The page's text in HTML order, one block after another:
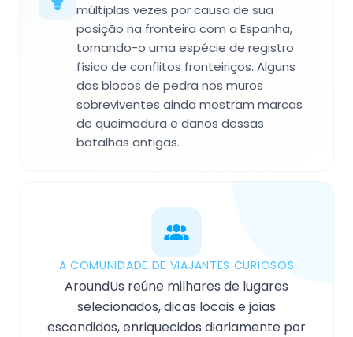
múltiplas vezes por causa de sua
posição na fronteira com a Espanha,
tornando-o uma espécie de registro
físico de conflitos fronteiriços. Alguns
dos blocos de pedra nos muros
sobreviventes ainda mostram marcas
de queimadura e danos dessas
batalhas antigas.
A COMUNIDADE DE VIAJANTES CURIOSOS
AroundUs reúne milhares de lugares
selecionados, dicas locais e joias
escondidas, enriquecidos diariamente por